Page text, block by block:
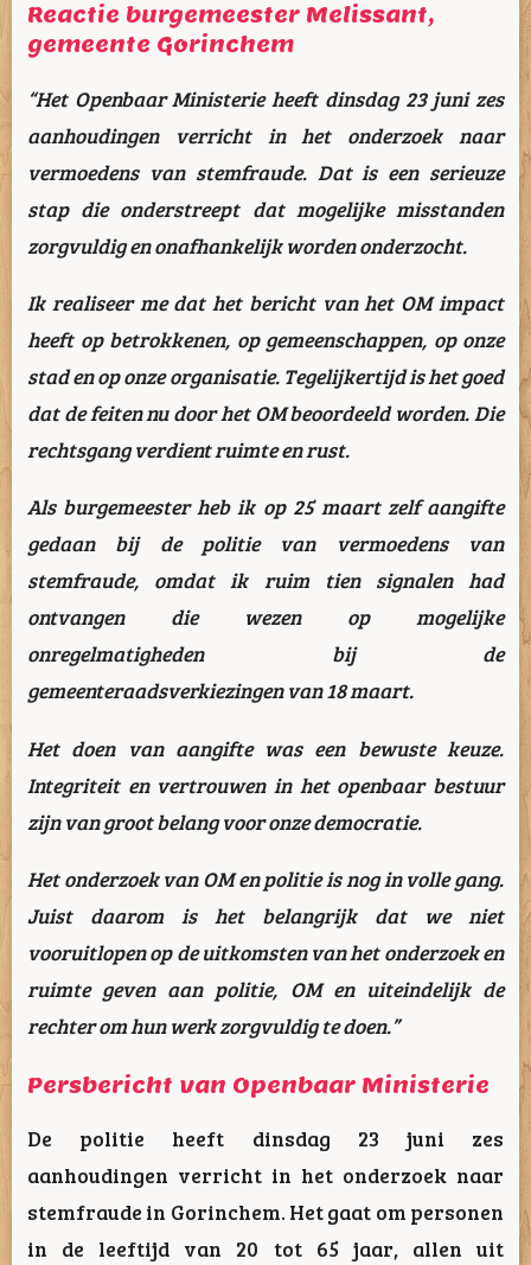
Reactie burgemeester Melissant,
gemeente Gorinchem
“Het Openbaar Ministerie heeft dinsdag 23 juni zes
aanhoudingen verricht in het onderzoek naar
vermoedens van stemfraude. Dat is een serieuze
stap die onderstreept dat mogelijke misstanden
zorgvuldig en onafhankelijk worden onderzocht.
Ik realiseer me dat het bericht van het OM impact
heeft op betrokkenen, op gemeenschappen, op onze
stad en op onze organisatie. Tegelijkertijd is het goed
dat de feiten nu door het OM beoordeeld worden. Die
rechtsgang verdient ruimte en rust.
Als burgemeester heb ik op 25 maart zelf aangifte
gedaan bij de politie van vermoedens van
stemfraude, omdat ik ruim tien signalen had
ontvangen die wezen op mogelijke
onregelmatigheden bij de
gemeenteraadsverkiezingen van 18 maart.
Het doen van aangifte was een bewuste keuze.
Integriteit en vertrouwen in het openbaar bestuur
zijn van groot belang voor onze democratie.
Het onderzoek van OM en politie is nog in volle gang.
Juist daarom is het belangrijk dat we niet
vooruitlopen op de uitkomsten van het onderzoek en
ruimte geven aan politie, OM en uiteindelijk de
rechter om hun werk zorgvuldig te doen.”
Persbericht van Openbaar Ministerie
De politie heeft dinsdag 23 juni zes
aanhoudingen verricht in het onderzoek naar
stemfraude in Gorinchem. Het gaat om personen
in de leeftijd van 20 tot 65 jaar, allen uit